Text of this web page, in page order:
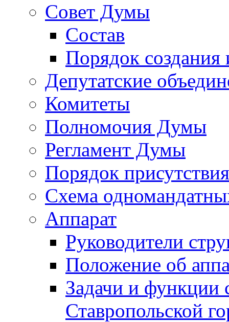
Совет Думы
Состав
Порядок создания
Депутатские
Комитеты
Полномочия Думы
Регламент Думы
Порядок
Схема
Аппарат
Руководители
Положение об
Задачи и функции
Ставропольской